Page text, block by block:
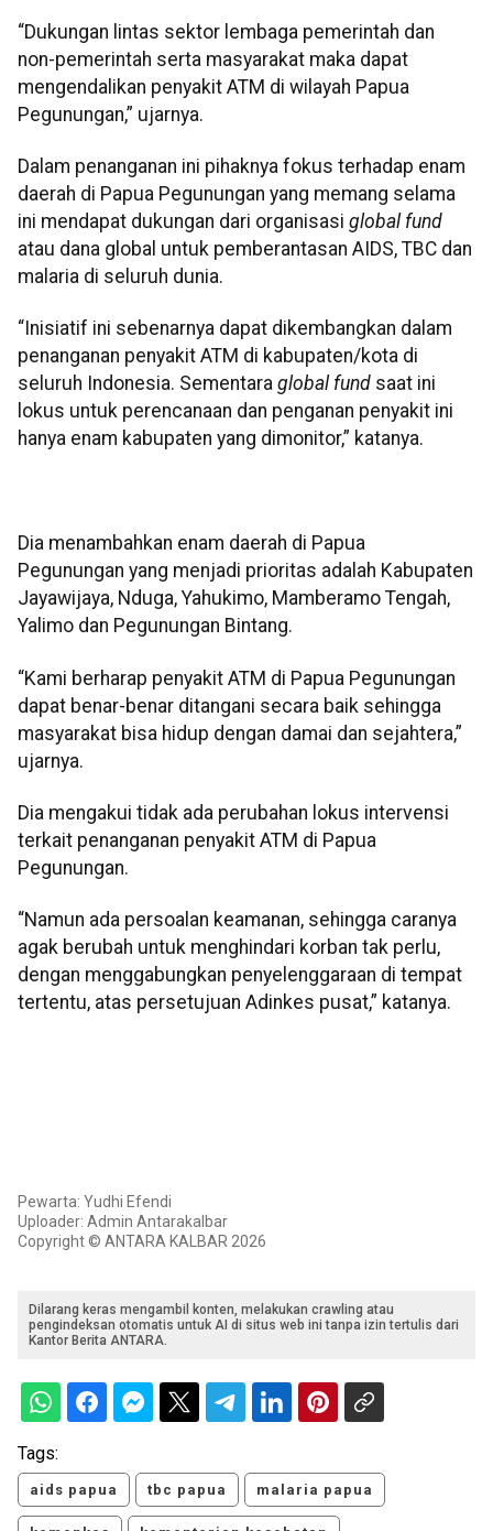
“Dukungan lintas sektor lembaga pemerintah dan
non-pemerintah serta masyarakat maka dapat
mengendalikan penyakit ATM di wilayah Papua
Pegunungan,” ujarnya.
Dalam penanganan ini pihaknya fokus terhadap enam
daerah di Papua Pegunungan yang memang selama
ini mendapat dukungan dari organisasi global fund
atau dana global untuk pemberantasan AIDS, TBC dan
malaria di seluruh dunia.
“Inisiatif ini sebenarnya dapat dikembangkan dalam
penanganan penyakit ATM di kabupaten/kota di
seluruh Indonesia. Sementara global fund saat ini
lokus untuk perencanaan dan penganan penyakit ini
hanya enam kabupaten yang dimonitor,” katanya.
Dia menambahkan enam daerah di Papua
Pegunungan yang menjadi prioritas adalah Kabupaten
Jayawijaya, Nduga, Yahukimo, Mamberamo Tengah,
Yalimo dan Pegunungan Bintang.
“Kami berharap penyakit ATM di Papua Pegunungan
dapat benar-benar ditangani secara baik sehingga
masyarakat bisa hidup dengan damai dan sejahtera,”
ujarnya.
Dia mengakui tidak ada perubahan lokus intervensi
terkait penanganan penyakit ATM di Papua
Pegunungan.
“Namun ada persoalan keamanan, sehingga caranya
agak berubah untuk menghindari korban tak perlu,
dengan menggabungkan penyelenggaraan di tempat
tertentu, atas persetujuan Adinkes pusat,” katanya.
Pewarta: Yudhi Efendi
Uploader: Admin Antarakalbar
Copyright © ANTARA KALBAR 2026
Dilarang keras mengambil konten, melakukan crawling atau
pengindeksan otomatis untuk AI di situs web ini tanpa izin tertulis dari
Kantor Berita ANTARA.
Tags:
aids papua tbc papua malaria papua